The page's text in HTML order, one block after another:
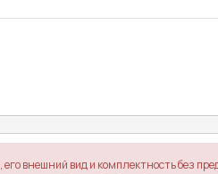
внешний вид и комплектность без